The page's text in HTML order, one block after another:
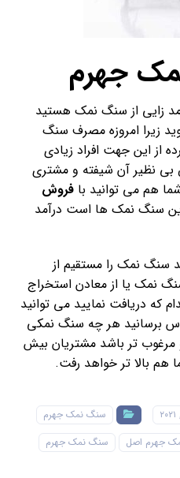
جهرم
زایی از سنگ نمک هستید
زیرا امروزه مصرف سنگ
از این جهت افراد زیادی
بی نظیر آن شیفته و مشتری
هم می توانید بافروش
سنگ نمک ها است درآمد
سنگ نمک را مستقیم از
نمک یا از معادن استخراج
که دریافت نمایید می توانید
برسانید هر چه سنگ نمکی
تر باشد مشتریان بیش
بالا تر خواهد رفت.
سنگ نمک جهرم
جهرم اصل
سنگ نمک جهرم